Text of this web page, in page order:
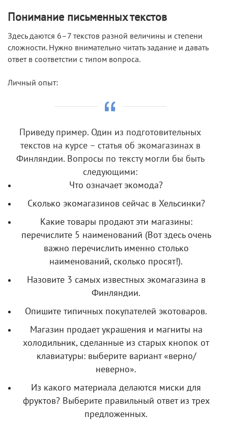
Понимание письменных текстов
Здесь даются 6–7 текстов разной величины и степени
сложности. Нужно внимательно читать задание и давать
ответ в соответстии с типом вопроса.
Личный опыт:
Приведу пример. Один из подготовительных
текстов на курсе – статья об экомагазинах в
Финляндии. Вопросы по тексту могли бы быть
следующими:
Что означает экомода?
Сколько экомагазинов сейчас в Хельсинки?
Какие товары продают эти магазины:
перечислите 5 наименований (Вот здесь очень
важно перечислить именно столько
наименований, сколько просят!).
Назовите 3 самых известных экомагазина в
Финляндии.
Опишите типичных покупателей экотоваров.
Магазин продает украшения и магниты на
холодильник, сделанные из старых кнопок от
клавиатуры: выберите вариант «верно/
неверно».
Из какого материала делаются миски для
фруктов? Выберите правильный ответ из трех
предложенных.